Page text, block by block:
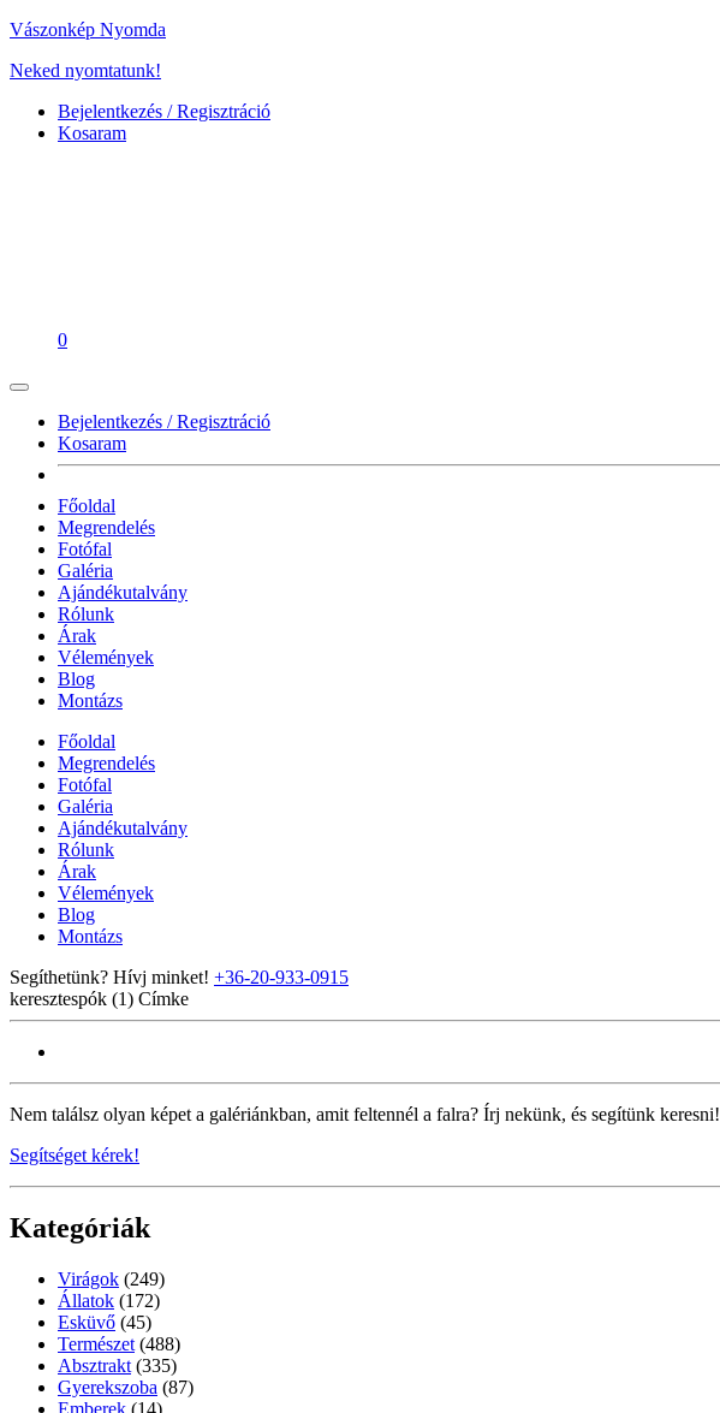
Vászonkép Nyomda
Neked nyomtatunk!
Bejelentkezés / Regisztráció
Kosaram
0
Bejelentkezés / Regisztráció
Kosaram
Főoldal
Megrendelés
Fotófal
Galéria
Ajándékutalvány
Rólunk
Árak
Vélemények
Blog
Montázs
Főoldal
Megrendelés
Fotófal
Galéria
Ajándékutalvány
Rólunk
Árak
Vélemények
Blog
Montázs
Segíthetünk? Hívj minket! +36-20-933-0915
keresztespók (1) Címke
Nem találsz olyan képet a galériánkban, amit feltennél a falra? Írj nekünk, és segítünk keresni!
Segítséget kérek!
Kategóriák
Virágok (249)
Állatok (172)
Esküvő (45)
Természet (488)
Absztrakt (335)
Gyerekszoba (87)
Emberek (14)